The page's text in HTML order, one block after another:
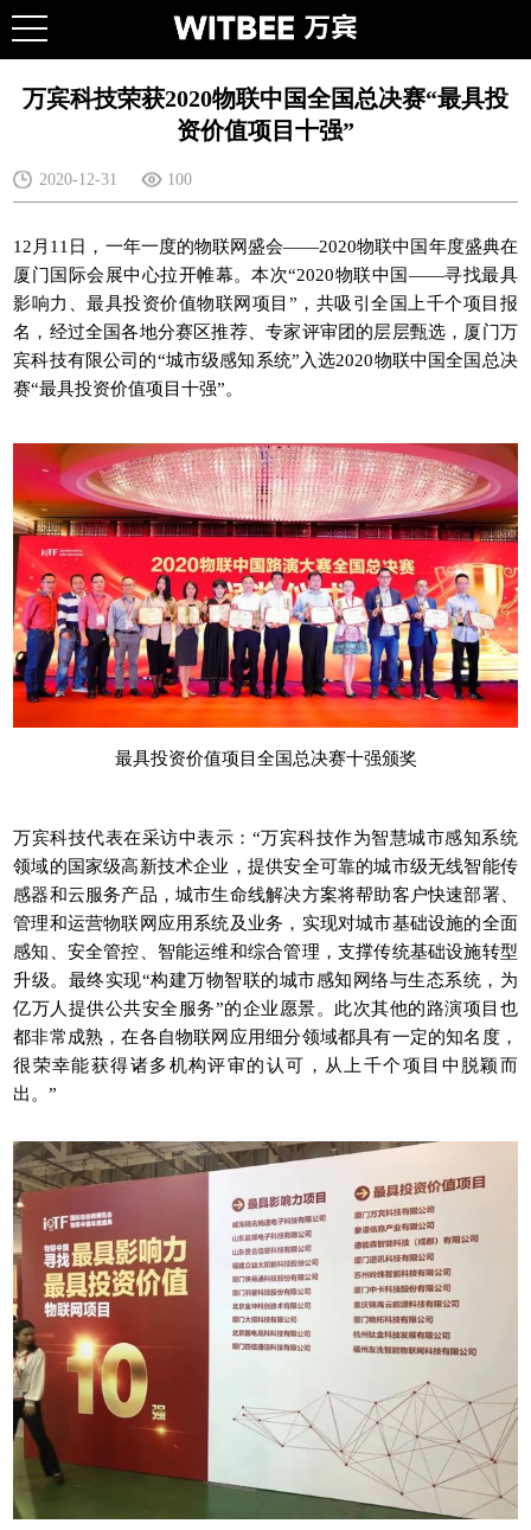
万宾科技荣获2020物联中国全国总决赛“最具投
资价值项目十强”
2020-12-31 100
12月11日，一年一度的物联网盛会——2020物联中国年度盛典在
厦门国际会展中心拉开帷幕。本次“2020物联中国——寻找最具
影响力、最具投资价值物联网项目”，共吸引全国上千个项目报
名，经过全国各地分赛区推荐、专家评审团的层层甄选，厦门万
宾科技有限公司的“城市级感知系统”入选2020物联中国全国总决
赛“最具投资价值项目十强”。
最具投资价值项目全国总决赛十强颁奖
万宾科技代表在采访中表示：“万宾科技作为智慧城市感知系统
领域的国家级高新技术企业，提供安全可靠的城市级无线智能传
感器和云服务产品，城市生命线解决方案将帮助客户快速部署、
管理和运营物联网应用系统及业务，实现对城市基础设施的全面
感知、安全管控、智能运维和综合管理，支撑传统基础设施转型
升级。最终实现“构建万物智联的城市感知网络与生态系统，为
亿万人提供公共安全服务”的企业愿景。此次其他的路演项目也
都非常成熟，在各自物联网应用细分领域都具有一定的知名度，
很荣幸能获得诸多机构评审的认可，从上千个项目中脱颖而
出。”